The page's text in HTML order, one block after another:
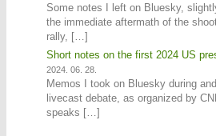
Some notes I left on Bluesky,
the immediate aftermath of the
rally, […]
Short notes on the first 2024 US
2024. 06. 28.
Memos I took on Bluesky during
livecast debate, as organized by
speaks […]